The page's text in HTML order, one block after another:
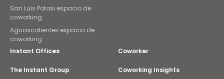
San Luis Potosi espacio de
coworking
Aguascalientes espacio de
coworking
Instant Offices Coworker
The Instant Group Coworking Insights